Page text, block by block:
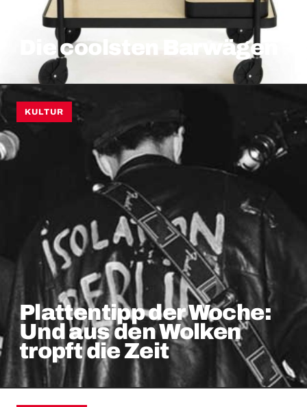
Die coolsten Barwägen
KULTUR
Plattentipp der Woche:
Und aus den Wolken
tropft die Zeit